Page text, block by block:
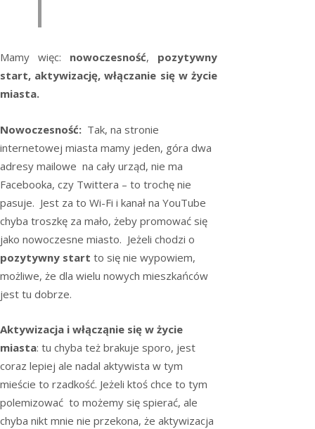
Mamy więc: nowoczesność, pozytywny
start, aktywizację, włączanie się w życie
miasta.
Nowoczesność: Tak, na stronie
internetowej miasta mamy jeden, góra dwa
adresy mailowe na cały urząd, nie ma
Facebooka, czy Twittera – to trochę nie
pasuje. Jest za to Wi-Fi i kanał na YouTube
chyba troszkę za mało, żeby promować się
jako nowoczesne miasto. Jeżeli chodzi o
pozytywny start to się nie wypowiem,
możliwe, że dla wielu nowych mieszkańców
jest tu dobrze.
Aktywizacja i włącząnie się w życie
miasta: tu chyba też brakuje sporo, jest
coraz lepiej ale nadal aktywista w tym
mieście to rzadkość. Jeżeli ktoś chce to tym
polemizować to możemy się spierać, ale
chyba nikt mnie nie przekona, że aktywizacja